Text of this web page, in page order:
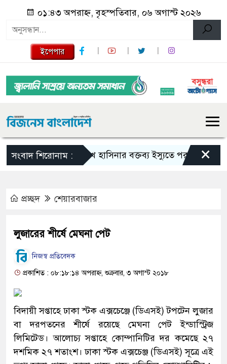
০১:৪৩ অপরাহ্ন, বৃহস্পতিবার, ০৬ অগাস্ট ২০২৬
ইপেপার
সংবাদ শিরোনাম :শেখ হাসিনার বক্তব্য ইস্যুতে পররাষ্ট্র ×
প্রচ্ছদ শেয়ারবাজার
লুজারের শীর্ষে মেঘনা পেট
নিজস্ব প্রতিবেদক
প্রকাশিত : ০৮:১৮:১৪ অপরাহ্ন, শুক্রবার, ৩ অগাস্ট ২০১৮
বিদায়ী সপ্তাহে ঢাকা স্টক এক্সচেঞ্জে (ডিএসই) টপটেন লুজার
বা দরপতনের শীর্ষে রয়েছে মেঘনা পেট ইন্ডাস্ট্রিজ
লিমিটেড। আলোচ্য সপ্তাহে কোম্পানিটির দর কমেছে ২৭
দশমিক ২৭ শতাংশ। ঢাকা স্টক এক্সচেঞ্জ (ডিএসই) সূত্রে এই